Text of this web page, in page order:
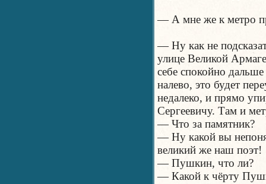
— А мне же к метро
— Ну как не
улице Великой
себе спокойно
налево, это будет
недалеко, и прямо
Сергеевичу. Там и
— Что за памятник?
— Ну какой вы
великий же наш поэт!
— Пушкин, что ли?
— Какой к чёрту